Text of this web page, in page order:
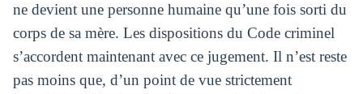
ne devient une personne humaine qu’une fois sorti du
corps de sa mère. Les dispositions du Code criminel
s’accordent maintenant avec ce jugement. Il n’est reste
pas moins que, d’un point de vue strictement